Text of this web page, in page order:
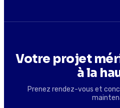
Votre projet
à la
Prenez rendez-vous et